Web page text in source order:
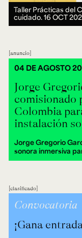
Taller Prácticas del
cuidado.16 OCT
anuncio
Jorge
comisionado
Colombia
instalación
Jorge Gregorio
sonora inmersiva
04 DE AGOSTO
clasificado
¡Gana
Convocatoria